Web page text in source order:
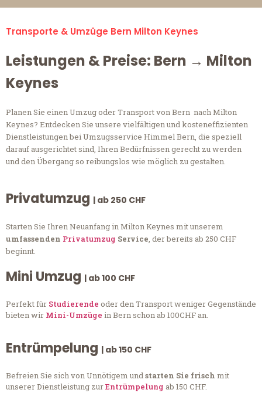
Transporte & Umzüge Bern Milton Keynes
Leistungen & Preise: Bern → Milton
Keynes
Planen Sie einen Umzug oder Transport von Bern nach Milton
Keynes? Entdecken Sie unsere vielfältigen und kosteneffizienten
Dienstleistungen bei Umzugsservice Himmel Bern, die speziell
darauf ausgerichtet sind, Ihren Bedürfnissen gerecht zu werden
und den Übergang so reibungslos wie möglich zu gestalten.
Privatumzug | ab 250 CHF
Starten Sie Ihren Neuanfang in Milton Keynes mit unserem
umfassenden Privatumzug Service, der bereits ab 250 CHF
beginnt.
Mini Umzug | ab 100 CHF
Perfekt für Studierende oder den Transport weniger Gegenstände
bieten wir Mini-Umzüge in Bern schon ab 100CHF an.
Entrümpelung | ab 150 CHF
Befreien Sie sich von Unnötigem undstarten Sie frisch mit
unserer Dienstleistung zurEntrümpelung ab 150 CHF.